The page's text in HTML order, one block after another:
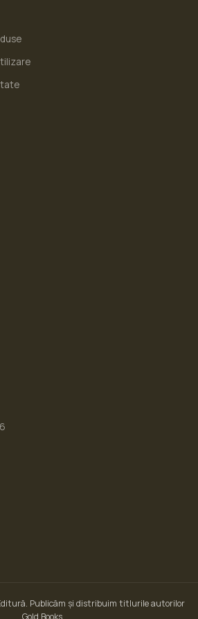
Publicăm și distribuim titlurile autorilor
Gold Books.